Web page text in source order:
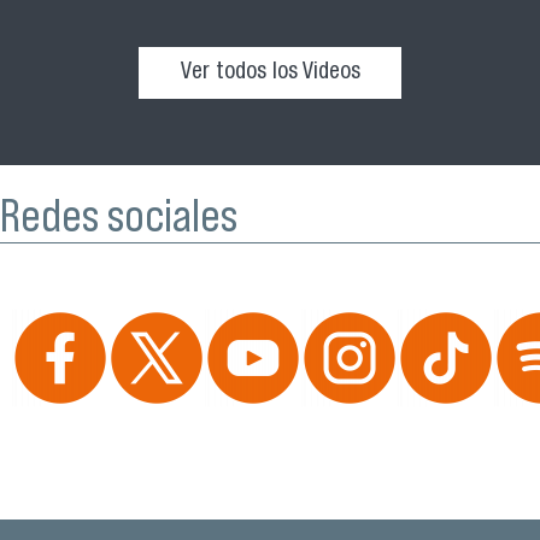
Ver todos los Videos
Redes sociales